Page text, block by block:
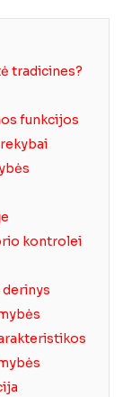
tradicines?
funkcijos
kontrolei